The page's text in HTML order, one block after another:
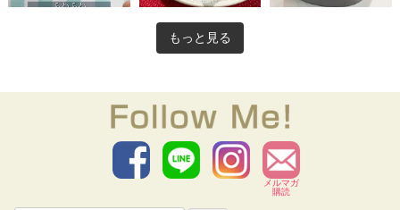
もっと見る
メルマガ
購読